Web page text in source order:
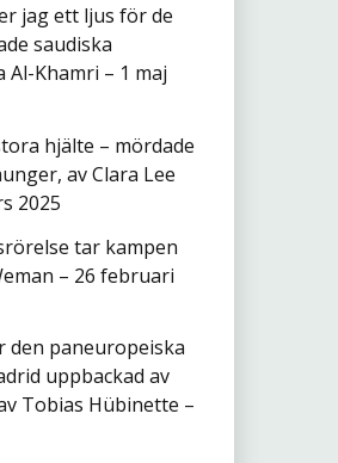
jag ett ljus för de
saudiska
Al-Khamri – 1 maj
hjälte – mördade
av Clara Lee
2025
tar kampen
– 26 februari
den paneuropeiska
uppbackad av
Tobias Hübinette –